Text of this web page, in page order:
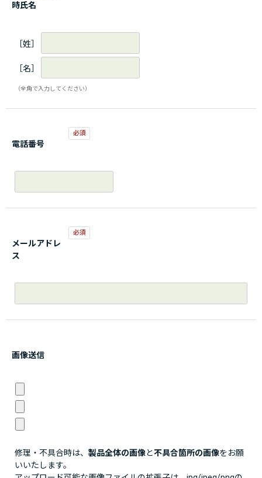
時氏名
［姓］
［名］
（全角で入力してください）
電話番号
メールアドレ
ス
画像送信
修理・不具合時は、 製品全体の画像と不具合箇所の画像をお願
いいたします。